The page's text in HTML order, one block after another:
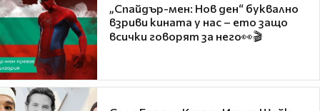
„Спайдър-мен: Нов ден“ буквално
взриви кината у нас – ето защо
всички говорят за него👀🎬